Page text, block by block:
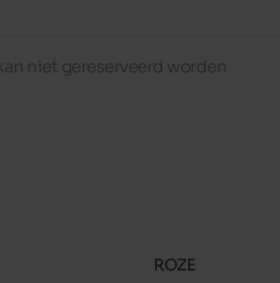
niet gereserveerd worden
ROZE